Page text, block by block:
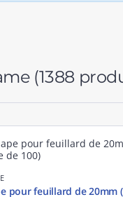
(1388
pour feuillard de 20mm